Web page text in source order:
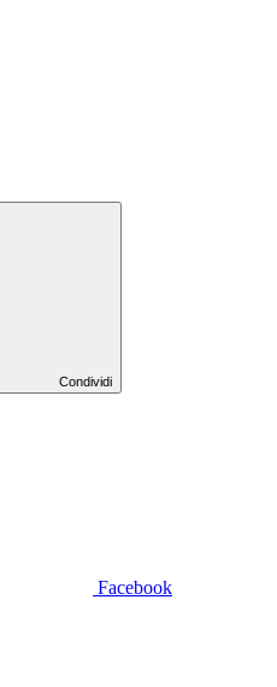
Condividi
Facebook